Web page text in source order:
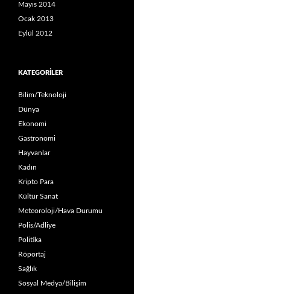
Mayıs 2014
Ocak 2013
Eylül 2012
KATEGORILER
Bilim/Teknoloji
Dünya
Ekonomi
Gastronomi
Hayvanlar
Kadın
Kripto Para
Kültür Sanat
Meteoroloji/Hava Durumu
Polis/Adliye
Politika
Röportaj
Sağlık
Sosyal Medya/Bilişim